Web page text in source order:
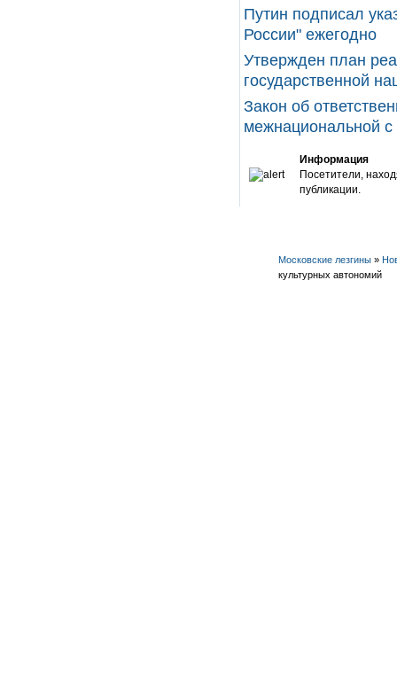
Путин подписал
России" ежегодно
Утвержден план
государственной
Закон об
межнациональной с
Информация
Посетители,
публикации.
Московские лезгины »
культурных автономий